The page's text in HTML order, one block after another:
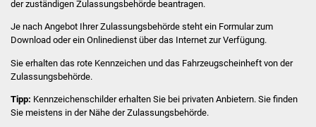
Familienzentrum
Stadtwerke
Suenergie
der zuständigen Zulassungsbehörde beantragen.
Je nach Angebot Ihrer Zulassungsbehörde steht ein Formular zum
Download oder ein Onlinedienst über das Internet zur Verfügung.
Sie erhalten das rote Kennzeichen und das Fahrzeugscheinheft von der
Zulassungsbehörde.
Tipp: Kennzeichenschilder erhalten Sie bei privaten Anbietern. Sie finden
Sie meistens in der Nähe der Zulassungsbehörde.